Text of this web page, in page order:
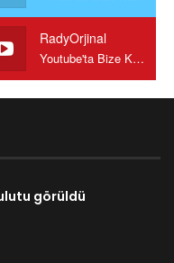
RadyOrjinal
Youtube'ta Bize Katılın
görüldü